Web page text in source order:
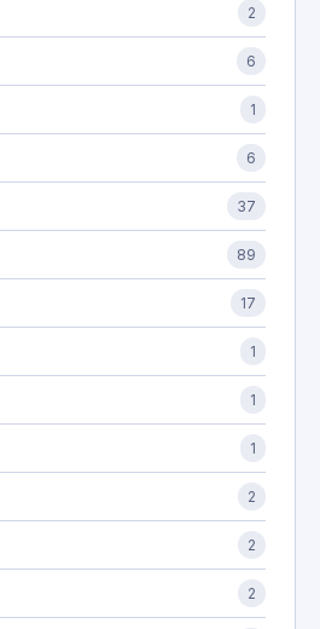
2
6
1
6
37
89
17
1
1
1
2
2
2